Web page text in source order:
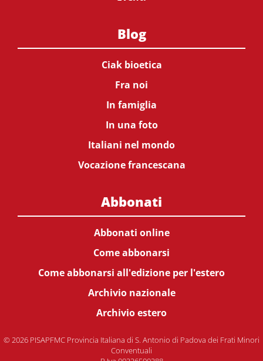
Blog
Ciak bioetica
Fra noi
In famiglia
In una foto
Italiani nel mondo
Vocazione francescana
Abbonati
Abbonati online
Come abbonarsi
Come abbonarsi all'edizione per l'estero
Archivio nazionale
Archivio estero
© 2026 PISAPFMC Provincia Italiana di S. Antonio di Padova dei Frati Minori
Conventuali